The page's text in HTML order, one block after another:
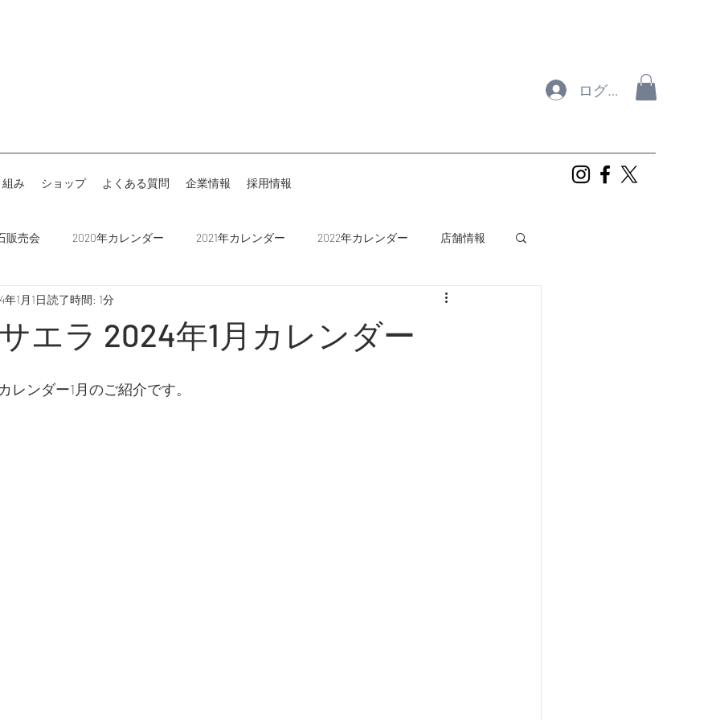
ログイン
み ショップ よくある質問 企業情報 採用情報
販売会 2020年カレンダー 2021年カレンダー 2022年カレンダー 店舗情報
お知らせ
エラ 2024年1月カレンダー
年1月1日読了時間: 1分
レンダー1月のご紹介です。